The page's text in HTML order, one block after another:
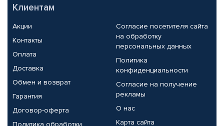
Клиентам
Акции
Контакты
Оплата
Доставка
Обмен и возврат
Гарантия
Договор-оферта
Политика обработки
Согласие посетителя сайта
на обработку
персональных данных
Политика
конфиденциальности
Согласие на получение
рекламы
О нас
Карта сайта